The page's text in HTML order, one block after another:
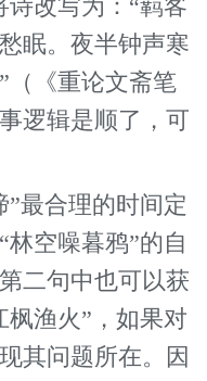
诗改写为：“羁客
眠。夜半钟声寒
（《重论文斋笔
逻辑是顺了，可
合理的时间定
空噪暮鸦”的自
二句中也可以获
枫渔火”，如果对
其问题所在。因